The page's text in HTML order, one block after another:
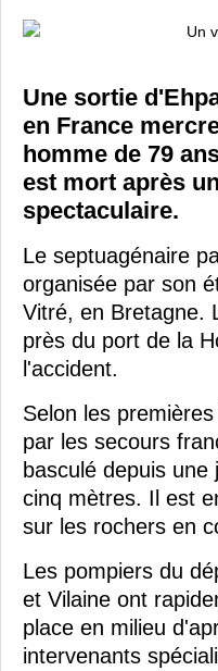
Une sortie
en France
homme de 79
est mort après
spectaculaire.
Le septuagénaire
organisée par son
Vitré, en Bretagne.
près du port de la
l'accident.
Selon les
par les secours
basculé depuis
cinq mètres. Il est
sur les rochers en
Les pompiers du
et Vilaine ont
place en milieu
intervenants